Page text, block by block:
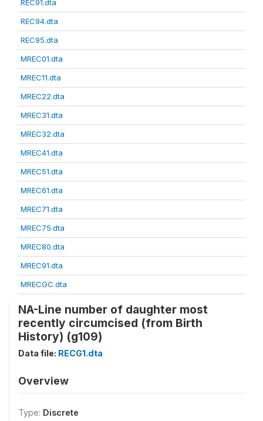
REC91.dta
REC94.dta
REC95.dta
MREC01.dta
MREC11.dta
MREC22.dta
MREC31.dta
MREC32.dta
MREC41.dta
MREC51.dta
MREC61.dta
MREC71.dta
MREC75.dta
MREC80.dta
MREC91.dta
MRECGC.dta
NA-Line number of daughter most
recently circumcised (from Birth
History) (g109)
Data file: RECG1.dta
Overview
Type: Discrete